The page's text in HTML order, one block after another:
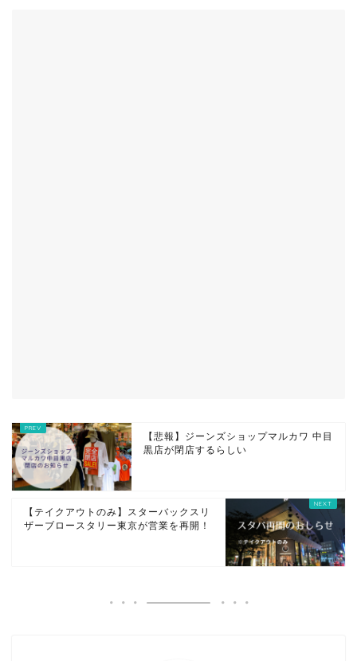
【悲報】ジーンズショップマルカワ 中目
黒店が閉店するらしい
【テイクアウトのみ】スターバックスリ
ザーブロースタリー東京が営業を再開！